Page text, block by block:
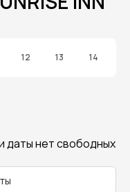
12 13 14
даты нет свободных